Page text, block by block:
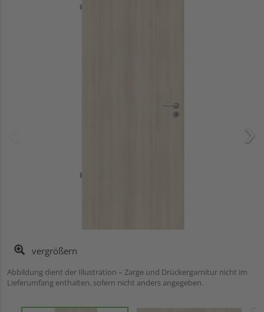
vergrößern
Abbildung dient der Illustration – Zarge und Drückergarnitur nicht im
Lieferumfang enthalten, sofern nicht anders angegeben.